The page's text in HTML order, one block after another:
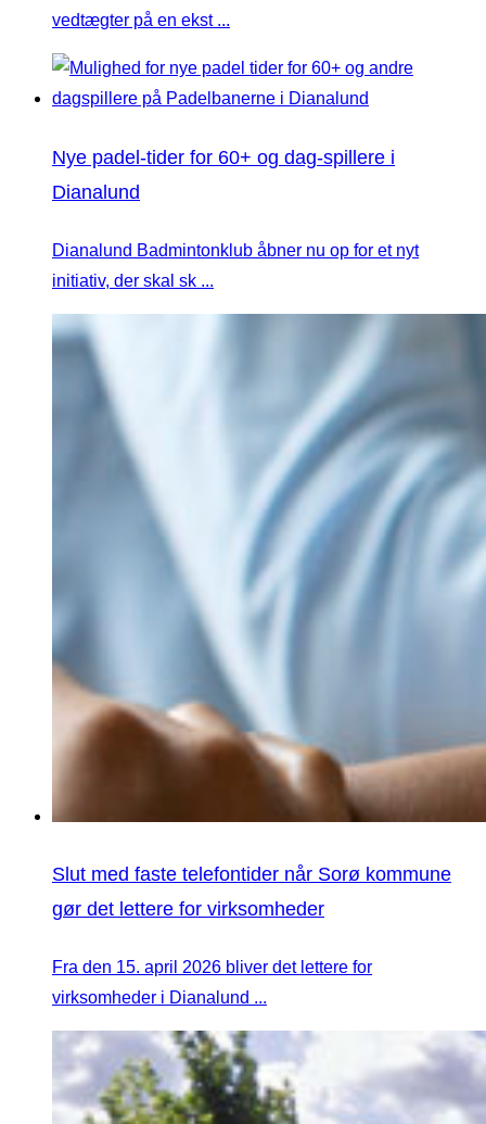
vedtægter på en ekst ...
Nye padel-tider for 60+ og dag-spillere i
Dianalund
Dianalund Badmintonklub åbner nu op for et nyt
initiativ, der skal sk ...
Slut med faste telefontider når Sorø kommune
gør det lettere for virksomheder
Fra den 15. april 2026 bliver det lettere for
virksomheder i Dianalund ...